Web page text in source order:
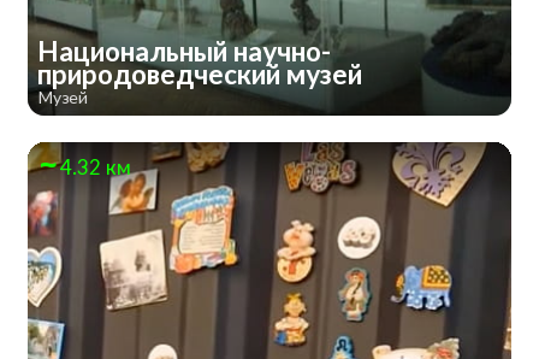
Национальный научно-
природоведческий музей
Музей
4.32 км